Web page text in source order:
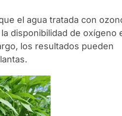
el agua tratada con
disponibilidad de oxígeno
los resultados pueden